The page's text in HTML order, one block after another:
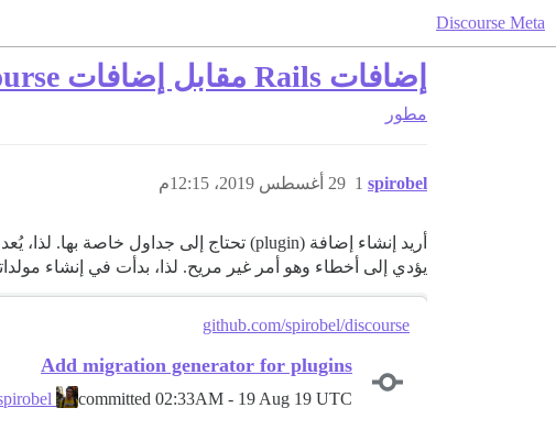
Discourse Meta
إضافات Rails مقابل إضافات Discourse - ما الفرق؟
مطور
spirobel 29 أغسطس 2019، 12:15م 1
يؤدي إلى أخطاء وهو أمر غير مريح. لذا، بدأت في إنشاء
github.com/spirobel/discourse
Add migration generator for plugins
committed 02:33AM - 19 Aug 19 UTC